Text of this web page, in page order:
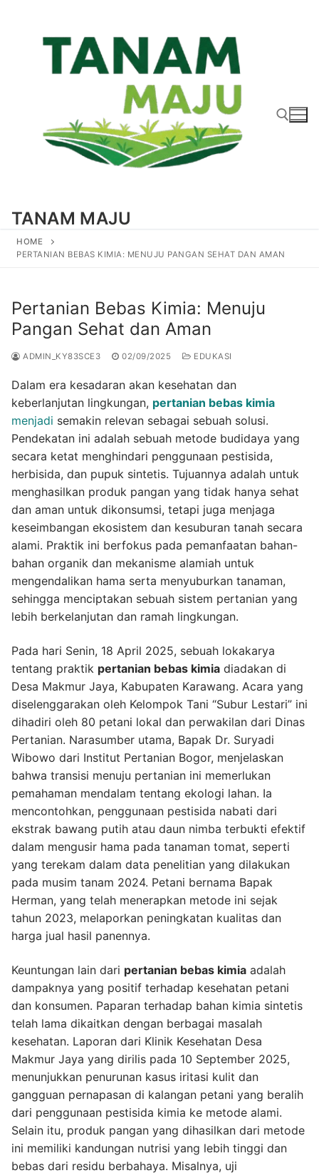
TANAM MAJU
HOME
PERTANIAN BEBAS KIMIA: MENUJU PANGAN SEHAT DAN AMAN
Pertanian Bebas Kimia: Menuju
Pangan Sehat dan Aman
ADMIN_KY83SCE3 02/09/2025 EDUKASI
Dalam era kesadaran akan kesehatan dan
keberlanjutan lingkungan, pertanian bebas kimia
menjadi semakin relevan sebagai sebuah solusi.
Pendekatan ini adalah sebuah metode budidaya yang
secara ketat menghindari penggunaan pestisida,
herbisida, dan pupuk sintetis. Tujuannya adalah untuk
menghasilkan produk pangan yang tidak hanya sehat
dan aman untuk dikonsumsi, tetapi juga menjaga
keseimbangan ekosistem dan kesuburan tanah secara
alami. Praktik ini berfokus pada pemanfaatan bahan-
bahan organik dan mekanisme alamiah untuk
mengendalikan hama serta menyuburkan tanaman,
sehingga menciptakan sebuah sistem pertanian yang
lebih berkelanjutan dan ramah lingkungan.
Pada hari Senin, 18 April 2025, sebuah lokakarya
tentang praktik pertanian bebas kimia diadakan di
Desa Makmur Jaya, Kabupaten Karawang. Acara yang
diselenggarakan oleh Kelompok Tani “Subur Lestari” ini
dihadiri oleh 80 petani lokal dan perwakilan dari Dinas
Pertanian. Narasumber utama, Bapak Dr. Suryadi
Wibowo dari Institut Pertanian Bogor, menjelaskan
bahwa transisi menuju pertanian ini memerlukan
pemahaman mendalam tentang ekologi lahan. Ia
mencontohkan, penggunaan pestisida nabati dari
ekstrak bawang putih atau daun nimba terbukti efektif
dalam mengusir hama pada tanaman tomat, seperti
yang terekam dalam data penelitian yang dilakukan
pada musim tanam 2024. Petani bernama Bapak
Herman, yang telah menerapkan metode ini sejak
tahun 2023, melaporkan peningkatan kualitas dan
harga jual hasil panennya.
Keuntungan lain dari pertanian bebas kimia adalah
dampaknya yang positif terhadap kesehatan petani
dan konsumen. Paparan terhadap bahan kimia sintetis
telah lama dikaitkan dengan berbagai masalah
kesehatan. Laporan dari Klinik Kesehatan Desa
Makmur Jaya yang dirilis pada 10 September 2025,
menunjukkan penurunan kasus iritasi kulit dan
gangguan pernapasan di kalangan petani yang beralih
dari penggunaan pestisida kimia ke metode alami.
Selain itu, produk pangan yang dihasilkan dari metode
ini memiliki kandungan nutrisi yang lebih tinggi dan
bebas dari residu berbahaya. Misalnya, uji